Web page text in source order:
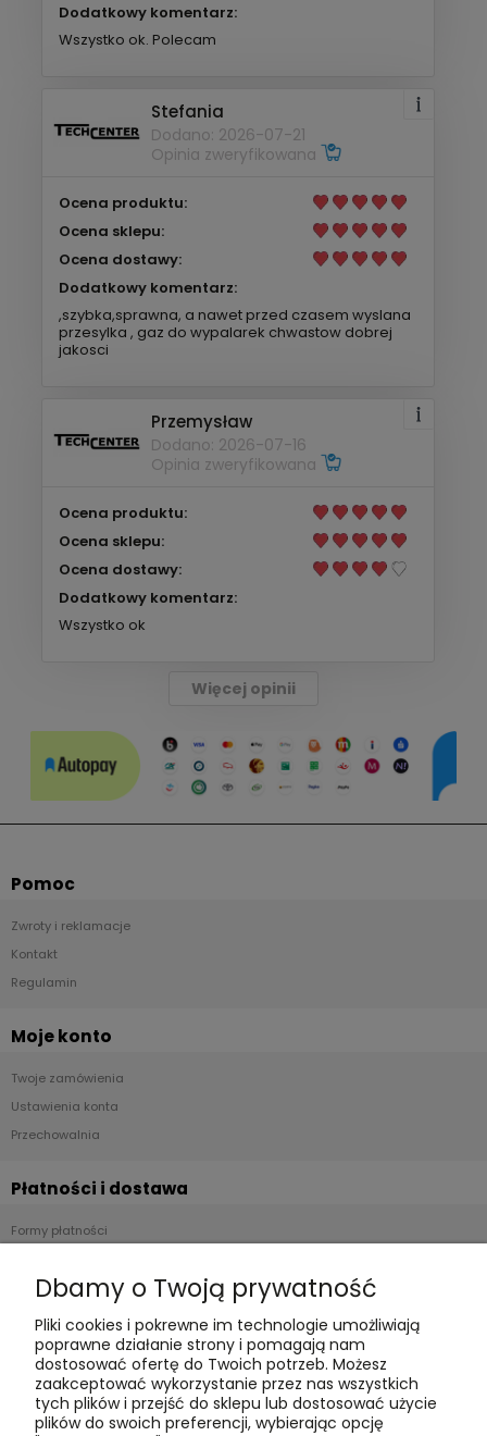
Dodatkowy komentarz:
Wszystko ok. Polecam
Stefania
Dodano: 2026-07-21
Opinia zweryfikowana
Ocena produktu:
Ocena sklepu:
Ocena dostawy:
Dodatkowy komentarz:
,szybka,sprawna, a nawet przed czasem wyslana
przesylka , gaz do wypalarek chwastow dobrej
jakosci
Przemysław
Dodano: 2026-07-16
Opinia zweryfikowana
Ocena produktu:
Ocena sklepu:
Ocena dostawy:
Dodatkowy komentarz:
Wszystko ok
Więcej opinii
Pomoc
Zwroty i reklamacje
Kontakt
Regulamin
Moje konto
Twoje zamówienia
Ustawienia konta
Przechowalnia
Płatności i dostawa
Formy płatności
Polityka cookies
Polityka prywatności
Blog
Dbamy o Twoją prywatność
Pliki cookies i pokrewne im technologie umożliwiają
poprawne działanie strony i pomagają nam
dostosować ofertę do Twoich potrzeb. Możesz
zaakceptować wykorzystanie przez nas wszystkich
tych plików i przejść do sklepu lub dostosować użycie
plików do swoich preferencji, wybierając opcję